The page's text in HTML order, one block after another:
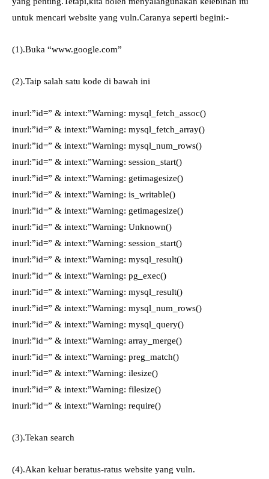
untuk mencari website yang vuln.Caranya seperti begini:-
(1).Buka “www.google.com”
(2).Taip salah satu kode di bawah ini
inurl:”id=” & intext:”Warning: mysql_fetch_assoc()
inurl:”id=” & intext:”Warning: mysql_fetch_array()
inurl:”id=” & intext:”Warning: mysql_num_rows()
inurl:”id=” & intext:”Warning: session_start()
inurl:”id=” & intext:”Warning: getimagesize()
inurl:”id=” & intext:”Warning: is_writable()
inurl:”id=” & intext:”Warning: getimagesize()
inurl:”id=” & intext:”Warning: Unknown()
inurl:”id=” & intext:”Warning: session_start()
inurl:”id=” & intext:”Warning: mysql_result()
inurl:”id=” & intext:”Warning: pg_exec()
inurl:”id=” & intext:”Warning: mysql_result()
inurl:”id=” & intext:”Warning: mysql_num_rows()
inurl:”id=” & intext:”Warning: mysql_query()
inurl:”id=” & intext:”Warning: array_merge()
inurl:”id=” & intext:”Warning: preg_match()
inurl:”id=” & intext:”Warning: ilesize()
inurl:”id=” & intext:”Warning: filesize()
inurl:”id=” & intext:”Warning: require()
(3).Tekan search
(4).Akan keluar beratus-ratus website yang vuln.